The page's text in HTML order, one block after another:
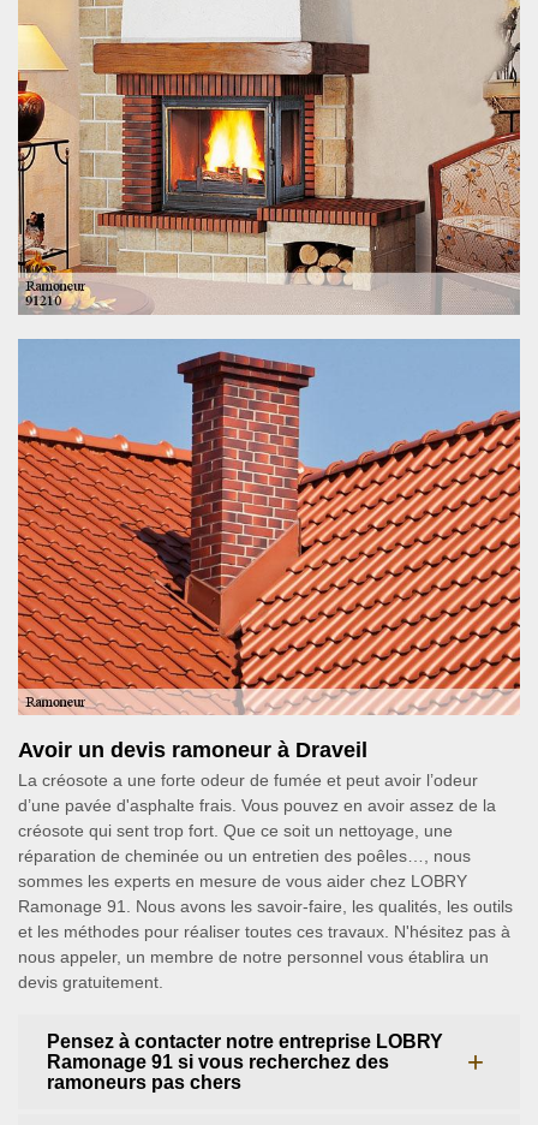
Avoir un devis ramoneur à Draveil
La créosote a une forte odeur de fumée et peut avoir l’odeur
d’une pavée d'asphalte frais. Vous pouvez en avoir assez de la
créosote qui sent trop fort. Que ce soit un nettoyage, une
réparation de cheminée ou un entretien des poêles…, nous
sommes les experts en mesure de vous aider chez LOBRY
Ramonage 91. Nous avons les savoir-faire, les qualités, les outils
et les méthodes pour réaliser toutes ces travaux. N'hésitez pas à
nous appeler, un membre de notre personnel vous établira un
devis gratuitement.
Pensez à contacter notre entreprise LOBRY
Ramonage 91 si vous recherchez des
ramoneurs pas chers